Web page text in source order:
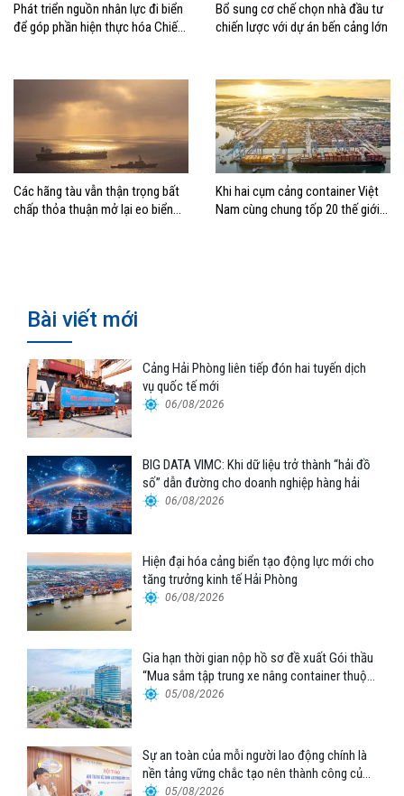
Phát triển nguồn nhân lực đi biển
để góp phần hiện thực hóa Chiến
Bổ sung cơ chế chọn nhà đầu tư
chiến lược với dự án bến cảng lớn
Các hãng tàu vẫn thận trọng bất
chấp thỏa thuận mở lại eo biển
Khi hai cụm cảng container Việt
Nam cùng chung tốp 20 thế giới
Bài viết mới
Cảng Hải Phòng liên tiếp đón hai tuyến dịch
vụ quốc tế mới
06/08/2026
BIG DATA VIMC: Khi dữ liệu trở thành “hải đồ
số” dẫn đường cho doanh nghiệp hàng hải
06/08/2026
Hiện đại hóa cảng biển tạo động lực mới cho
tăng trưởng kinh tế Hải Phòng
06/08/2026
Gia hạn thời gian nộp hồ sơ đề xuất Gói thầu
“Mua sắm tập trung xe nâng container thuộc
Tổng công ty Hàng hải Việt Nam – CTCP”
05/08/2026
Sự an toàn của mỗi người lao động chính là
nền tảng vững chắc tạo nên thành công của
Cảng Đà Nẵng
05/08/2026